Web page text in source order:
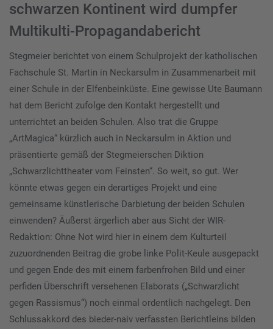
schwarzen Kontinent wird dumpfer
Multikulti-Propagandabericht
Stegmeier berichtet von einem Schulprojekt der katholischen
Fachschule St. Martin in Neckarsulm in Zusammenarbeit mit
einer Schule in der Elfenbeinküste. Eine gewisse Ute Baumann
hat dem Bericht zufolge den Kontakt hergestellt und
unterrichtet an beiden Schulen. Also trat die Gruppe
„ArtMagica“ kürzlich auch in Neckarsulm in Aktion und
präsentierte gemäß der Stegmeierschen Diktion
„Schwarzlichttheater vom Feinsten“. So weit, so gut. Wer
könnte etwas gegen ein derartiges Projekt und eine
gemeinsame künstlerische Darbietung der beiden Schulen
einwenden? Äußerst ärgerlich aber aus Sicht der WIR-
Redaktion: Ohne Not wird hier in einem dem Kulturteil
zuzuordnenden Beitrag die grobe linke Polit-Keule ausgepackt
und gegen Ende des mit einem farbenfrohen Bild und einer
perfiden Überschrift versehenen Elaborats („Schwarzlicht
gegen Rassismus“) noch einmal ordentlich nachgelegt. Den
Schlussakkord des bieder-naiv verfassten Berichtleins bilden